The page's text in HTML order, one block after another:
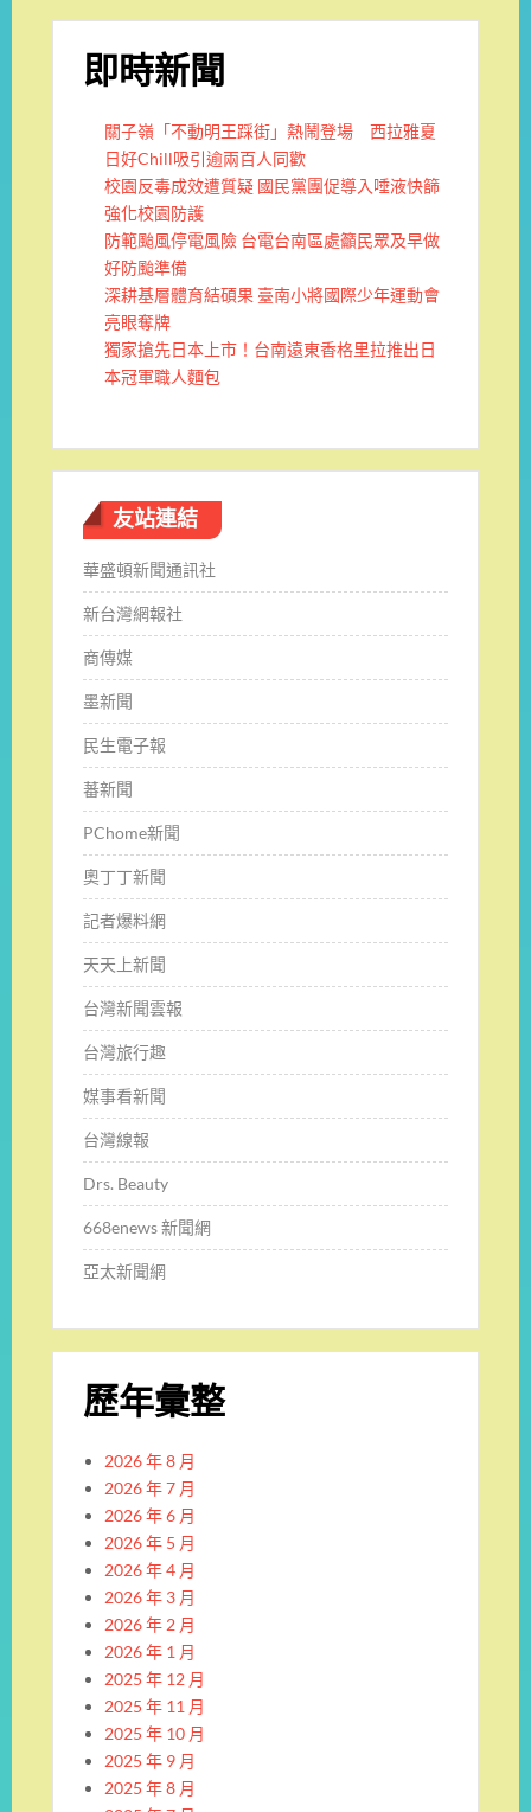
即時新聞
關子嶺「不動明王踩街」熱鬧登場 西拉雅夏
日好Chill吸引逾兩百人同歡
校園反毒成效遭質疑 國民黨團促導入唾液快篩
強化校園防護
防範颱風停電風險 台電台南區處籲民眾及早做
好防颱準備
深耕基層體育結碩果 臺南小將國際少年運動會
亮眼奪牌
獨家搶先日本上市！台南遠東香格里拉推出日
本冠軍職人麵包
友站連結
華盛頓新聞通訊社
新台灣網報社
商傳媒
墨新聞
民生電子報
蕃新聞
PChome新聞
奧丁丁新聞
記者爆料網
天天上新聞
台灣新聞雲報
台灣旅行趣
媒事看新聞
台灣線報
Drs. Beauty
668enews 新聞網
亞太新聞網
歷年彙整
2026 年 8 月
2026 年 7 月
2026 年 6 月
2026 年 5 月
2026 年 4 月
2026 年 3 月
2026 年 2 月
2026 年 1 月
2025 年 12 月
2025 年 11 月
2025 年 10 月
2025 年 9 月
2025 年 8 月